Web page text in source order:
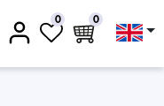
0 0